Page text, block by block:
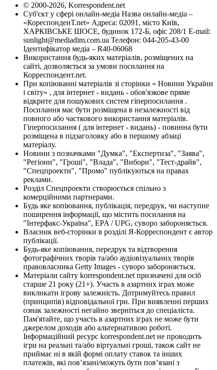
© 2000-2026, Korrespondent.net
Суб'єкт у сфері онлайн-медіа Назва онлайн-медіа –
«КореспонденТ.net» Адреса: 02091, місто Київ,
ХАРКІВСЬКЕ ШОСЕ, будинок 172-Б, офіс 208/1 E-mail:
sunlight@mediadim.com.ua Телефон: 044-205-43-00
Ідентифікатор медіа – R40-06068
Використання будь-яких матеріалів, розміщених на
сайті, дозволяється за умови посилання на
Корреспондент.net.
При копіюванні матеріалів зі сторінки « Новини України
і світу» , для інтернет - видань - обов'язкове пряме
відкрите для пошукових систем гіперпосилання .
Посилання має бути розміщена в незалежності від
повного або часткового використання матеріалів.
Гіперпосилання ( для інтернет - видань) - повинна бути
розміщена в підзаголовку або в першому абзаці
матеріалу.
Новини з позначками "Думка", "Експертиза", "Заява",
"Регіони", "Гроші", "Влада", "Вибори", "Тест-драйв",
"Спецпроекти", "Промо" публікуються на правах
реклами.
Розділ Спецпроекти створюється спільно з
комерційними партнерами.
Будь яке копіювання, публікація, передрук, чи наступне
поширення інформації, що містить посилання на
"Інтерфакс-Україна", EPA / UPG, суворо забороняється.
Власник веб-сторінки в розділі Я-Корреспондент є автор
публікації.
Будь-яке копіювання, передрук та відтворення
фотографічних творів та/або аудіовізуальних творів
правовласника Getty Images - суворо забороняється.
Матеріали сайту korrespondent.net призначені для осіб
старше 21 року (21+). Участь в азартних іграх може
викликати ігрову залежність. Дотримуйтесь правил
(принципів) відповідальної гри. При виявленні перших
ознак залежності негайно зверніться до спеціаліста.
Пам'ятайте, що участь в азартних іграх не може бути
джерелом доходів або альтернативою роботі.
Інформаційний ресурс korrespondent.net не проводить
ігри на реальні та/або віртуальні гроші, також сайт не
приймає ні в якій формі оплату ставок та інших
платежів, які пов’язані/можуть бути пов’язані з